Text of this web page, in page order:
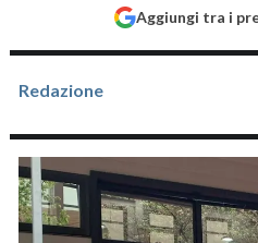
Aggiungi tra i
Redazione